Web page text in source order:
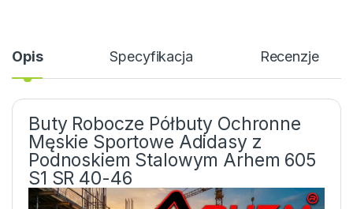
Opis Specyfikacja Recenzje
Buty Robocze Półbuty Ochronne
Męskie Sportowe Adidasy z
Podnoskiem Stalowym Arhem 605
S1 SR 40-46